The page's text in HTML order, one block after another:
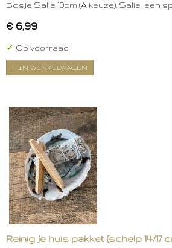
Bosje Salie 10cm (A keuze). Salie: een
€ 6,99
✓ Op voorraad
IN WINKELWAGEN
Reinig je huis pakket (schelp 14/17